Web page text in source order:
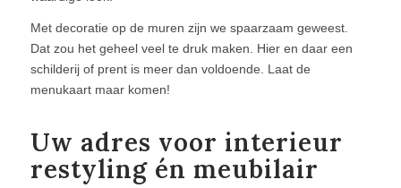
Met decoratie op de muren zijn we spaarzaam geweest.
Dat zou het geheel veel te druk maken. Hier en daar een
schilderij of prent is meer dan voldoende. Laat de
menukaart maar komen!
Uw adres voor interieur
restyling én meubilair